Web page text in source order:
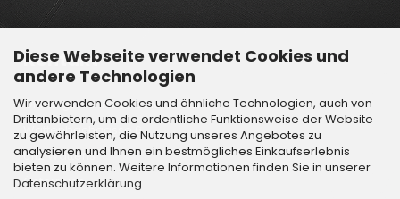
Diese Webseite verwendet Cookies und
andere Technologien
Wir verwenden Cookies und ähnliche Technologien, auch von
Drittanbietern, um die ordentliche Funktionsweise der Website
zu gewährleisten, die Nutzung unseres Angebotes zu
analysieren und Ihnen ein bestmögliches Einkaufserlebnis
bieten zu können. Weitere Informationen finden Sie in unserer
Datenschutzerklärung.
Kontakt
Öffnungstechnik Lindtner GmbH
Wattenbachgasse 6
6112 Wattens
Österreich